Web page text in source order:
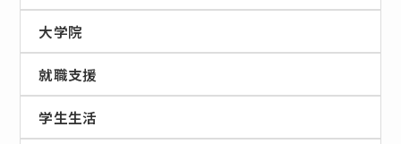
大学院
就職支援
学生生活